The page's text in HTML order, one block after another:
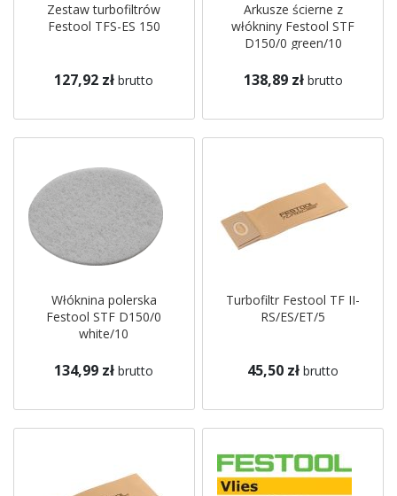
Zestaw turbofiltrów
Festool TFS-ES 150
127,92 zł brutto
Arkusze ścierne z
włókniny Festool STF
D150/0 green/10
138,89 zł brutto
Włóknina polerska
Festool STF D150/0
white/10
134,99 zł brutto
Turbofiltr Festool TF II-
RS/ES/ET/5
45,50 zł brutto